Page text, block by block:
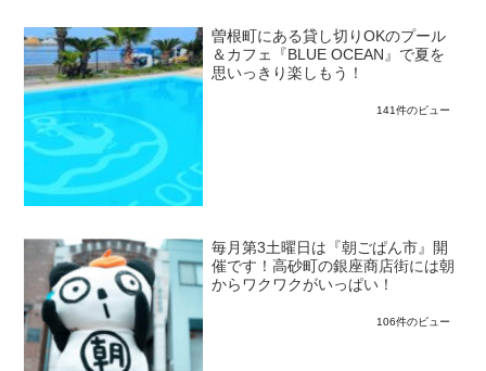
曽根町にある貸し切りOKのプール
＆カフェ『BLUE OCEAN』で夏を
思いっきり楽しもう！
141件のビュー
毎月第3土曜日は『朝ごぱん市』開
催です！高砂町の銀座商店街には朝
からワクワクがいっぱい！
106件のビュー